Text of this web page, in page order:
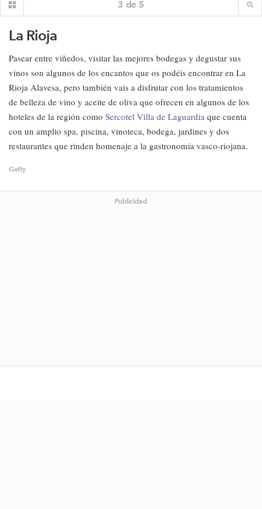
3 de 5
La Rioja
Pasear entre viñedos, visitar las mejores bodegas y degustar sus
vinos son algunos de los encantos que os podéis encontrar en La
Rioja Alavesa, pero también vais a disfrutar con los tratamientos
de belleza de vino y aceite de oliva que ofrecen en algunos de los
hoteles de la región como Sercotel Villa de Laguardia que cuenta
con un amplio spa, piscina, vinoteca, bodega, jardines y dos
restaurantes que rinden homenaje a la gastronomía vasco-riojana.
Getty
Publicidad